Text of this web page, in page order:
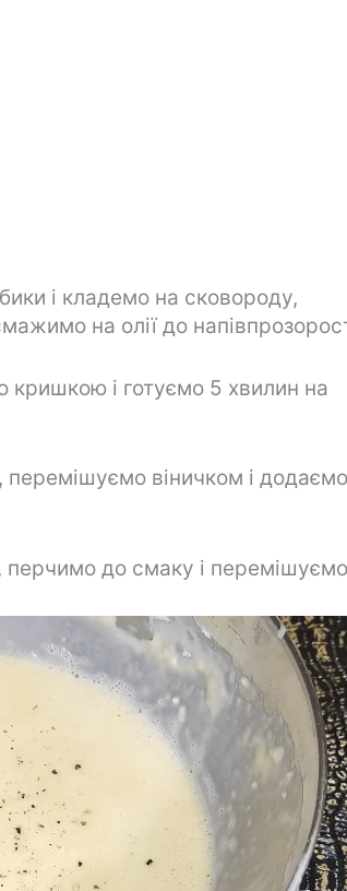
і кладемо на сковороду,
на олії до
і готуємо 5 хвилин на
віничком і додаємо
до смаку і